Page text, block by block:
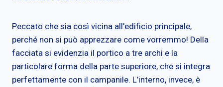
Peccato che sia così vicina all’edificio principale,
perché non si può apprezzare come vorremmo! Della
facciata si evidenzia il portico a tre archi e la
particolare forma della parte superiore, che si integra
perfettamente con il campanile. L’interno, invece, è